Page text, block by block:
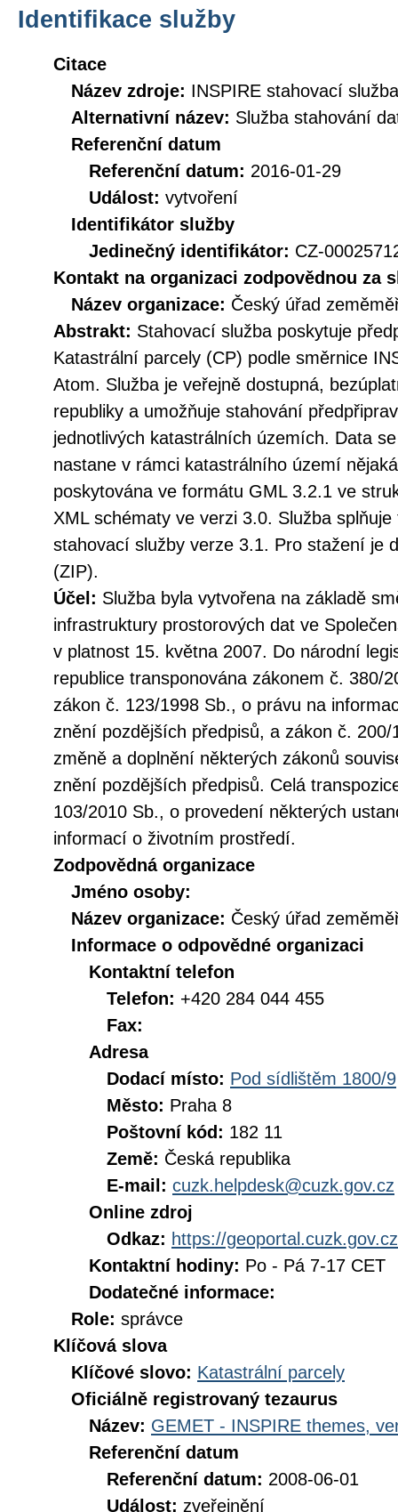
Identifikace služby
Citace
Název zdroje: INSPIRE stahovací
Alternativní název: Služba stahování
Referenční datum
Referenční datum: 2016-01-29
Událost: vytvoření
Identifikátor služby
Jedinečný identifikátor: CZ-
Kontakt na organizaci zodpovědnou za
Název organizace: Český úřad
Abstrakt: Stahovací služba poskytuje
Katastrální parcely (CP) podle směrnice
Atom. Služba je veřejně dostupná,
republiky a umožňuje stahování
jednotlivých katastrálních územích. Data
nastane v rámci katastrálního území
poskytována ve formátu GML 3.2.1 ve
XML schématy ve verzi 3.0. Služba
stahovací služby verze 3.1. Pro stažení je
(ZIP).
Účel: Služba byla vytvořena na základě
infrastruktury prostorových dat ve
v platnost 15. května 2007. Do národní
republice transponována zákonem č. 380/
zákon č. 123/1998 Sb., o právu na
znění pozdějších předpisů, a zákon č.
změně a doplnění některých zákonů
znění pozdějších předpisů. Celá
103/2010 Sb., o provedení některých
informací o životním prostředí.
Zodpovědná organizace
Jméno osoby:
Název organizace: Český úřad
Informace o odpovědné organizaci
Kontaktní telefon
Telefon: +420 284 044 455
Fax:
Adresa
Dodací místo: Pod sídlištěm 1800/9
Město: Praha 8
Poštovní kód: 182 11
Země: Česká republika
E-mail: cuzk.helpdesk@cuzk.gov.cz
Online zdroj
Odkaz: https://geoportal.cuzk.gov.cz
Kontaktní hodiny: Po - Pá 7-17 CET
Dodatečné informace:
Role: správce
Klíčová slova
Klíčové slovo: Katastrální parcely
Oficiálně registrovaný tezaurus
Název: GEMET - INSPIRE themes,
Referenční datum
Referenční datum: 2008-06-01
Událost: zveřejnění